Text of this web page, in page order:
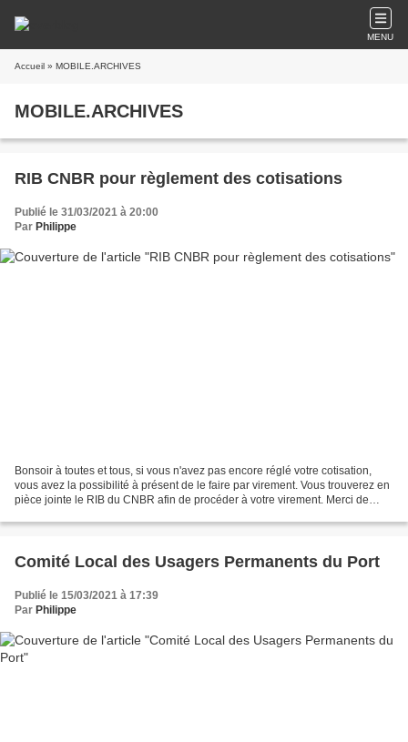
MENU
Accueil » MOBILE.ARCHIVES
MOBILE.ARCHIVES
RIB CNBR pour règlement des cotisations
Publié le 31/03/2021 à 20:00
Par Philippe
Bonsoir à toutes et tous, si vous n'avez pas encore réglé votre cotisation,
vous avez la possibilité à présent de le faire par virement. Vous trouverez en
pièce jointe le RIB du CNBR afin de procéder à votre virement. Merci de
Comité Local des Usagers Permanents du Port
Publié le 15/03/2021 à 17:39
Par Philippe